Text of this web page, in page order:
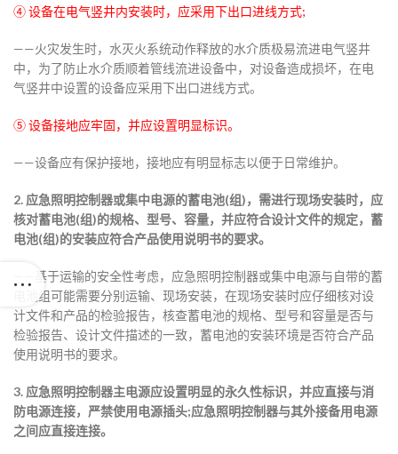
④ 设备在电气竖井内安装时，应采用下出口进线方式;
——火灾发生时，水灭火系统动作释放的水介质极易流进电气竖井
中，为了防止水介质顺着管线流进设备中，对设备造成损坏，在电
气竖井中设置的设备应采用下出口进线方式。
⑤ 设备接地应牢固，并应设置明显标识。
——设备应有保护接地，接地应有明显标志以便于日常维护。
2. 应急照明控制器或集中电源的蓄电池(组)，需进行现场安装时，应
核对蓄电池(组)的规格、型号、容量，并应符合设计文件的规定，蓄
电池(组)的安装应符合产品使用说明书的要求。
——基于运输的安全性考虑，应急照明控制器或集中电源与自带的蓄
电池组可能需要分别运输、现场安装，在现场安装时应仔细核对设
计文件和产品的检验报告，核查蓄电池的规格、型号和容量是否与
检验报告、设计文件描述的一致，蓄电池的安装环境是否符合产品
使用说明书的要求。
3. 应急照明控制器主电源应设置明显的永久性标识，并应直接与消
防电源连接，严禁使用电源插头;应急照明控制器与其外接备用电源
之间应直接连接。